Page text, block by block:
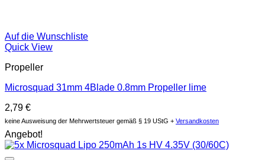
Auf die Wunschliste
Quick View
Propeller
Microsquad 31mm 4Blade 0.8mm Propeller lime
2,79 €
keine Ausweisung der Mehrwertsteuer gemäß § 19 UStG + Versandkosten
Angebot!